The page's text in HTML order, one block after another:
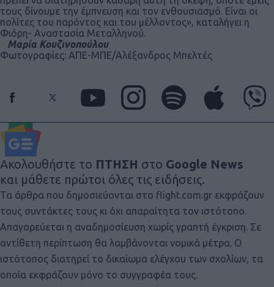
τους δίνουμε την έμπνευση και τον ενθουσιασμό. Είναι οι
πολίτες του παρόντος και του μέλλοντος», καταλήγει η
Φιόρη- Αναστασία Μεταλληνού.
Μαρία Κουζινοπούλου
Φωτογραφίες: ΑΠΕ-ΜΠΕ/Αλέξανδρος Μπελτές
Ακολουθήστε το ΠΤΗΣΗ στο Google News
και μάθετε πρώτοι όλες τις ειδήσεις.
Τα άρθρα που δημοσιεύονται στο flight.com.gr εκφράζουν
τους συντάκτες τους κι όχι απαραίτητα τον ιστότοπο.
Απαγορεύεται η αναδημοσίευση χωρίς γραπτή έγκριση. Σε
αντίθετη περίπτωση θα λαμβάνονται νομικά μέτρα. Ο
ιστότοπος διατηρεί το δικαίωμα ελέγχου των σχολίων, τα
οποία εκφράζουν μόνο το συγγραφέα τους.